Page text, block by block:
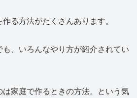
る方法がたくさんあります。
、いろんなやり方が紹介されてい
家庭で作るときの方法。という気